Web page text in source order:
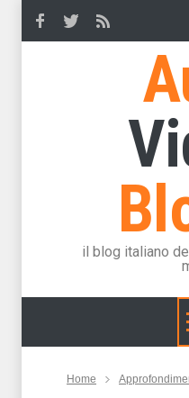
il blog italiano
Home